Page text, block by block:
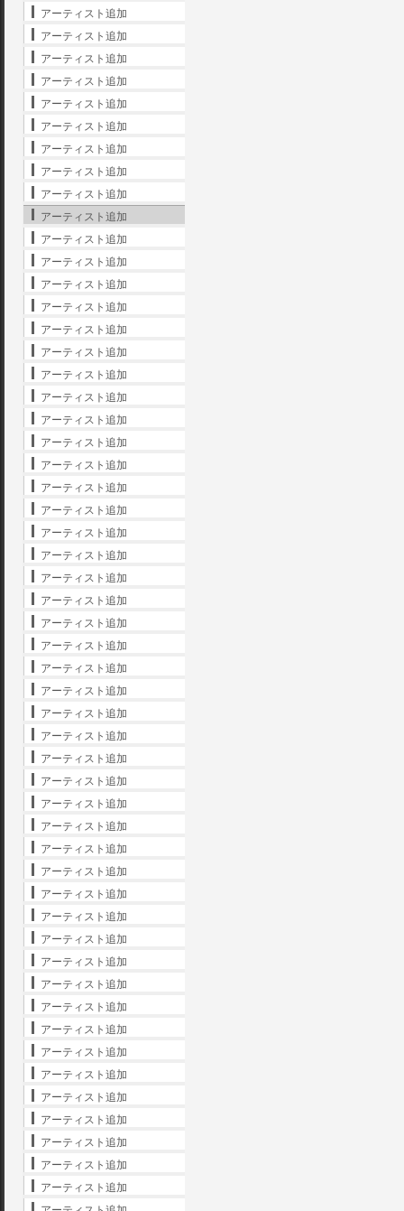
アーティスト追加
アーティスト追加
アーティスト追加
アーティスト追加
アーティスト追加
アーティスト追加
アーティスト追加
アーティスト追加
アーティスト追加
アーティスト追加
アーティスト追加
アーティスト追加
アーティスト追加
アーティスト追加
アーティスト追加
アーティスト追加
アーティスト追加
アーティスト追加
アーティスト追加
アーティスト追加
アーティスト追加
アーティスト追加
アーティスト追加
アーティスト追加
アーティスト追加
アーティスト追加
アーティスト追加
アーティスト追加
アーティスト追加
アーティスト追加
アーティスト追加
アーティスト追加
アーティスト追加
アーティスト追加
アーティスト追加
アーティスト追加
アーティスト追加
アーティスト追加
アーティスト追加
アーティスト追加
アーティスト追加
アーティスト追加
アーティスト追加
アーティスト追加
アーティスト追加
アーティスト追加
アーティスト追加
アーティスト追加
アーティスト追加
アーティスト追加
アーティスト追加
アーティスト追加
アーティスト追加